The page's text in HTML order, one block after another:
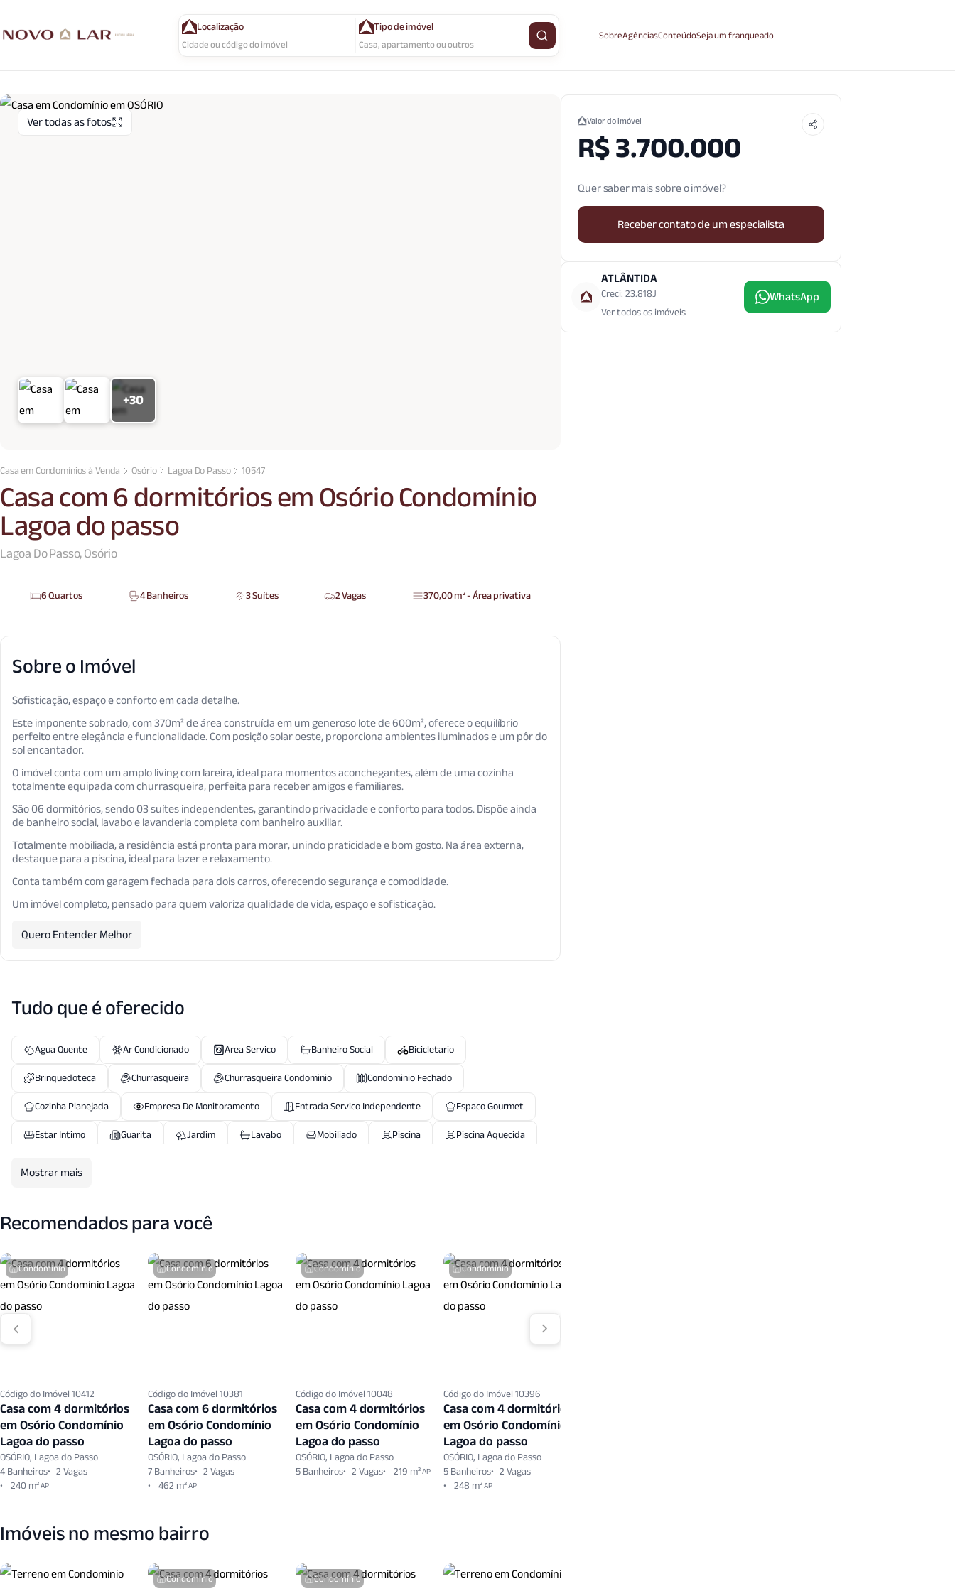
Localização Tipo de imóvel
Casa, apartamento ou outros Buscar imóvelSobreAgênciasConteúdoSeja um franqueado
Ver todas as fotos
+30
Casa em Condomínios à Venda Osório Lagoa Do Passo 10547
Casa com 6 dormitórios em Osório Condomínio
Lagoa do passo
Lagoa Do Passo, Osório
6 Quartos 4 Banheiros 3 Suítes 2 Vagas 370,00 m² - Área privativa
Sobre o Imóvel
Sofisticação, espaço e conforto em cada detalhe.
Este imponente sobrado, com 370m² de área construída em um generoso lote de 600m², oferece o equilíbrio
perfeito entre elegância e funcionalidade. Com posição solar oeste, proporciona ambientes iluminados e um pôr do
sol encantador.
O imóvel conta com um amplo living com lareira, ideal para momentos aconchegantes, além de uma cozinha
totalmente equipada com churrasqueira, perfeita para receber amigos e familiares.
São 06 dormitórios, sendo 03 suítes independentes, garantindo privacidade e conforto para todos. Dispõe ainda
de banheiro social, lavabo e lavanderia completa com banheiro auxiliar.
Totalmente mobiliada, a residência está pronta para morar, unindo praticidade e bom gosto. Na área externa,
destaque para a piscina, ideal para lazer e relaxamento.
Conta também com garagem fechada para dois carros, oferecendo segurança e comodidade.
Um imóvel completo, pensado para quem valoriza qualidade de vida, espaço e sofisticação.
Quero Entender Melhor
Tudo que é oferecido
Agua Quente Ar Condicionado Area Servico Banheiro Social
Bicicletario
Brinquedoteca
Churrasqueira Churrasqueira Condominio
Condominio Fechado
Cozinha Planejada
Empresa De Monitoramento Entrada Servico Independente
Espaco Gourmet
Estar Intimo
Guarita Jardim Lavabo Mobiliado Piscina
Piscina Aquecida
Sala Jantar
Salao Festas Salao Jogos
Vigilancia24 Horas
Mostrar mais
Recomendados para você
Condomínio
Código do Imóvel 10412
Casa com 4 dormitórios
em Osório Condomínio
Lagoa do passo
OSÓRIO, Lagoa do Passo
4 Banheiros
2 Vagas
240 m²AP
Condomínio
Código do Imóvel 10381
Casa com 6 dormitórios
em Osório Condomínio
Lagoa do passo
OSÓRIO, Lagoa do Passo
7 Banheiros
2 Vagas
462 m²AP
Condomínio
Código do Imóvel 10048
Casa com 4 dormitórios
em Osório Condomínio
Lagoa do passo
OSÓRIO, Lagoa do Passo
5 Banheiros
2 Vagas 219 m²AP
Condomínio
Código do Imóvel 10396
Casa com 4 dormitórios
em Osório Condomínio
Lagoa do passo
OSÓRIO, Lagoa do Passo
5 Banheiros
2 Vagas
248 m²AP
Imóveis no mesmo bairro
Condomínio Condomínio
Valor do imóvel
R$ 3.700.000
Quer saber mais sobre o imóvel?
Receber contato de um especialista
ATLÂNTIDA
Creci: 23.818J
Ver todos os imóveis
WhatsApp